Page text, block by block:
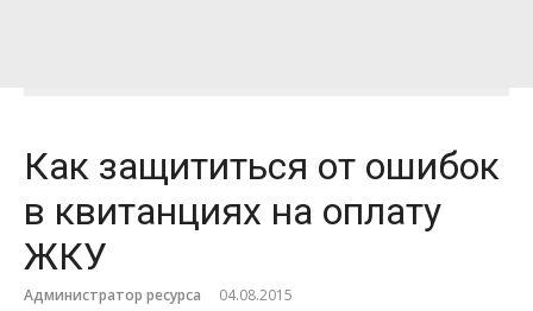
Как защититься от ошибок
в квитанциях на оплату
ЖКУ
Администратор ресурса 04.08.2015